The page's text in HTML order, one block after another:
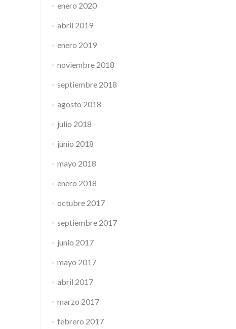
enero 2020
abril 2019
enero 2019
noviembre 2018
septiembre 2018
agosto 2018
julio 2018
junio 2018
mayo 2018
enero 2018
octubre 2017
septiembre 2017
junio 2017
mayo 2017
abril 2017
marzo 2017
febrero 2017